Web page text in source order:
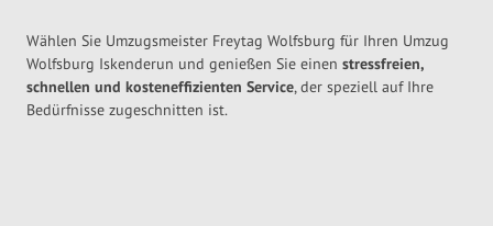
Wählen Sie Umzugsmeister Freytag Wolfsburg für Ihren Umzug
Wolfsburg Iskenderun und genießen Sie einen stressfreien,
schnellen und kosteneffizienten Service, der speziell auf Ihre
Bedürfnisse zugeschnitten ist.